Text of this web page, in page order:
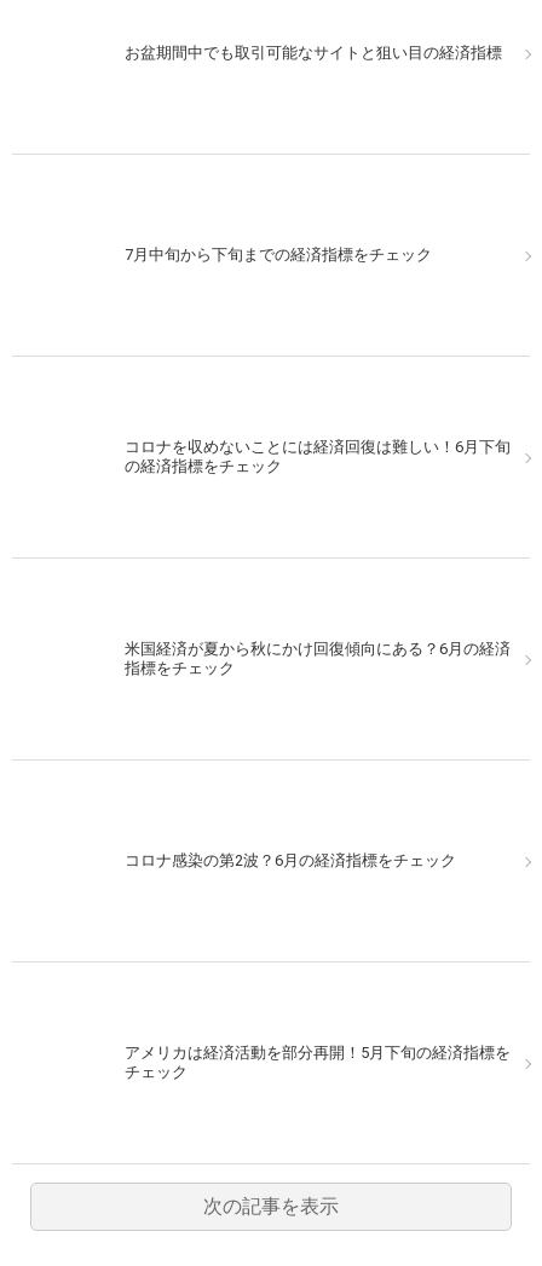
お盆期間中でも取引可能なサイトと狙い目の経済指標
7月中旬から下旬までの経済指標をチェック
コロナを収めないことには経済回復は難しい！6月下旬
の経済指標をチェック
米国経済が夏から秋にかけ回復傾向にある？6月の経済
指標をチェック
コロナ感染の第2波？6月の経済指標をチェック
アメリカは経済活動を部分再開！5月下旬の経済指標を
チェック
次の記事を表示